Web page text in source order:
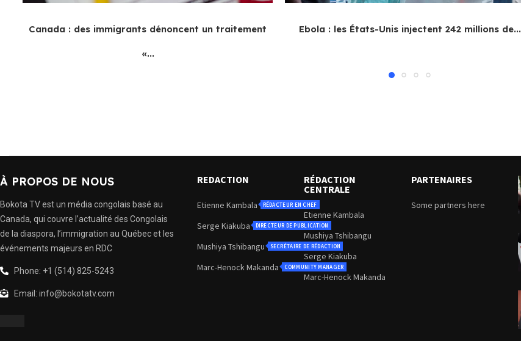
Canada : des immigrants dénoncent un traitement
«...
Ebola : les États-Unis injectent 242 millions de...
À PROPOS DE NOUS
Bokota TV est un média congolais basé au
Canada, qui couvre l’actualité des Congolais
de la diaspora, l’immigration au Québec et les
événements majeurs en RDC
Phone: +1 (514) 825-5243
Email: info@bokotatv.com
REDACTION
Etienne Kambala RÉDACTEUR EN CHEF
Serge Kiakuba DIRECTEUR DE PUBLICATION
Mushiya Tshibangu SECRÉTAIRE DE RÉDACTION
Marc-Henock Makanda COMMUNITY MANAGER
RÉDACTION
CENTRALE
Etienne Kambala
Mushiya Tshibangu
Serge Kiakuba
Marc-Henock Makanda
PARTENAIRES
Some partners here